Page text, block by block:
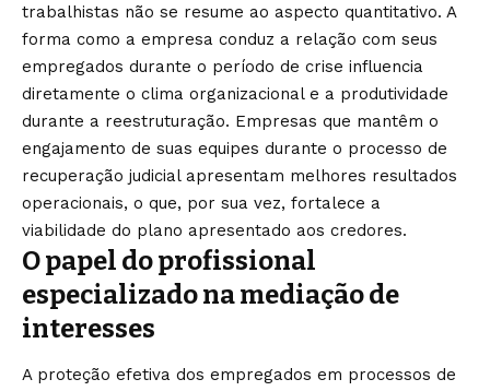
trabalhistas não se resume ao aspecto quantitativo. A
forma como a empresa conduz a relação com seus
empregados durante o período de crise influencia
diretamente o clima organizacional e a produtividade
durante a reestruturação. Empresas que mantêm o
engajamento de suas equipes durante o processo de
recuperação judicial apresentam melhores resultados
operacionais, o que, por sua vez, fortalece a
viabilidade do plano apresentado aos credores.
O papel do profissional
especializado na mediação de
interesses
A proteção efetiva dos empregados em processos de